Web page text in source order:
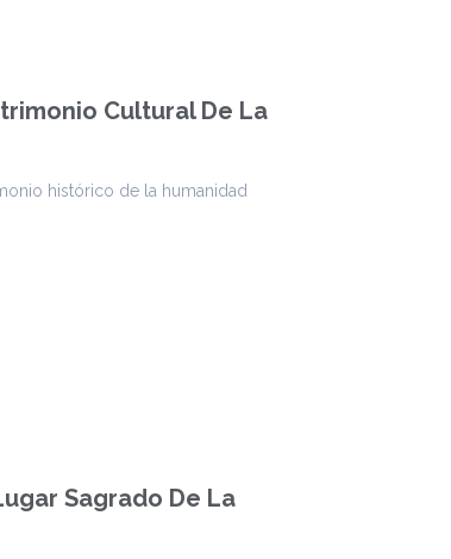
Cultural De La
histórico de la humanidad
Sagrado De La